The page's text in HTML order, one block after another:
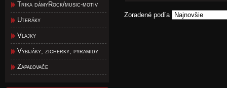
Trika dámyRock/music-motiv
Uteráky
Vlajky
Vybijáky, zicherky, pyramidy
Zapaľovače
Zoradené podľa